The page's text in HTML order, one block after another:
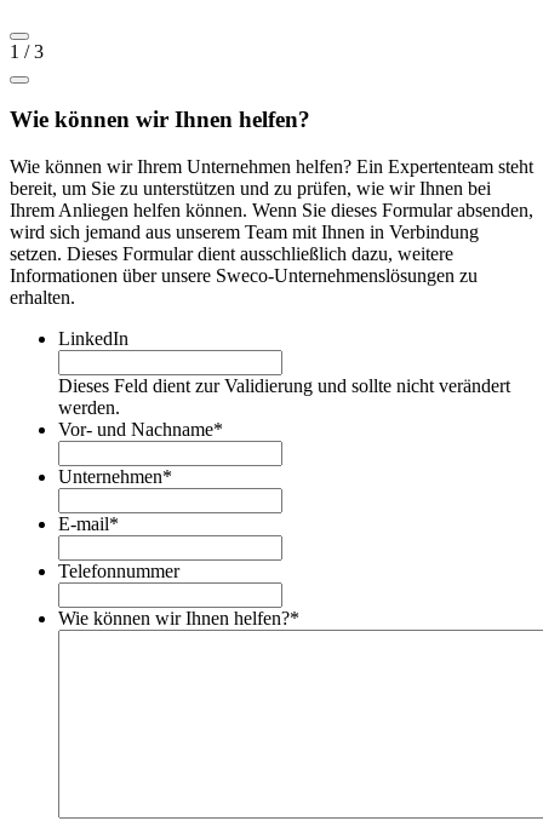
1 /3
Wie können wir Ihnen helfen?
Wie können wir Ihrem Unternehmen helfen? Ein Expertenteam steht
bereit, um Sie zu unterstützen und zu prüfen, wie wir Ihnen bei
Ihrem Anliegen helfen können. Wenn Sie dieses Formular absenden,
wird sich jemand aus unserem Team mit Ihnen in Verbindung
setzen. Dieses Formular dient ausschließlich dazu, weitere
Informationen über unsere Sweco-Unternehmenslösungen zu
erhalten.
LinkedIn
Dieses Feld dient zur Validierung und sollte nicht verändert
werden.
Vor- und Nachname*
Unternehmen*
E-mail*
Telefonnummer
Wie können wir Ihnen helfen?*